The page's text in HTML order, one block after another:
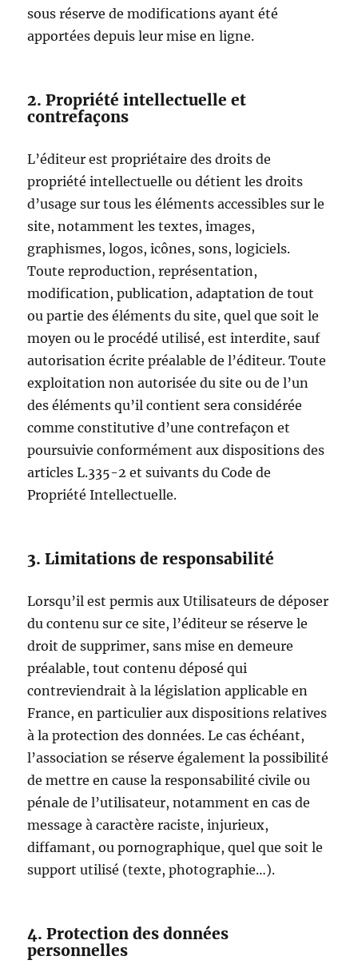
sous réserve de modifications ayant été
apportées depuis leur mise en ligne.
2. Propriété intellectuelle et
contrefaçons
L’éditeur est propriétaire des droits de
propriété intellectuelle ou détient les droits
d’usage sur tous les éléments accessibles sur le
site, notamment les textes, images,
graphismes, logos, icônes, sons, logiciels.
Toute reproduction, représentation,
modification, publication, adaptation de tout
ou partie des éléments du site, quel que soit le
moyen ou le procédé utilisé, est interdite, sauf
autorisation écrite préalable de l’éditeur. Toute
exploitation non autorisée du site ou de l’un
des éléments qu’il contient sera considérée
comme constitutive d’une contrefaçon et
poursuivie conformément aux dispositions des
articles L.335-2 et suivants du Code de
Propriété Intellectuelle.
3. Limitations de responsabilité
Lorsqu’il est permis aux Utilisateurs de déposer
du contenu sur ce site, l’éditeur se réserve le
droit de supprimer, sans mise en demeure
préalable, tout contenu déposé qui
contreviendrait à la législation applicable en
France, en particulier aux dispositions relatives
à la protection des données. Le cas échéant,
l’association se réserve également la possibilité
de mettre en cause la responsabilité civile ou
pénale de l’utilisateur, notamment en cas de
message à caractère raciste, injurieux,
diffamant, ou pornographique, quel que soit le
support utilisé (texte, photographie…).
4. Protection des données
personnelles